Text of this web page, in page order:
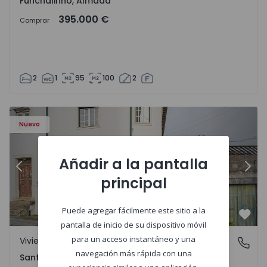
Comprar 395.000 €
2 1 95 100 2
Nuevo
Anterior
Santa Clara e Castelo Viegas, Coimbra
Vivienda Pareada
Santa Clara e Castelo Viegas, Coimbra
Añadir a la pantalla
principal
Puede agregar fácilmente este sitio a la
pantalla de inicio de su dispositivo móvil
para un acceso instantáneo y una
navegación más rápida con una